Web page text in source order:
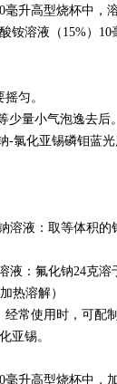
毫升高型烧杯中，
铵溶液（ 15%） 10
匀。
少量小气泡逸去后。
-氯化亚锡磷钼蓝光
溶液：取等体积的
液：氟化钠24克溶
热溶解）
经常使用时，可配
亚锡。
毫升高型烧杯中，